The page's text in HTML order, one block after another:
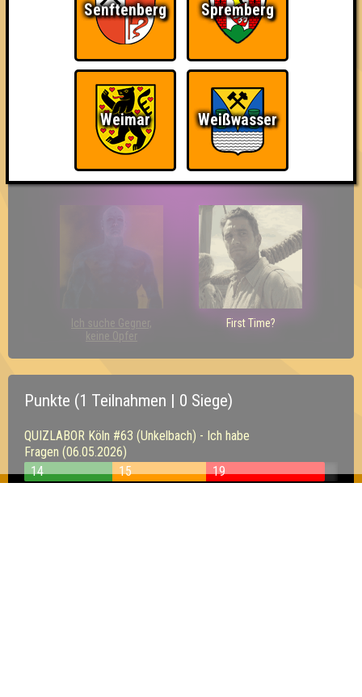
The Last of Us Wir sind ERSTER?!
Ich suche Gegner,
keine Opfer
First Time?
Punkte (1 Teilnahmen | 0 Siege)
QUIZLABOR Köln #63 (Unkelbach) - Ich habe
Fragen (06.05.2026)
14
15 19
Senftenberg Spremberg
Weimar Weißwasser